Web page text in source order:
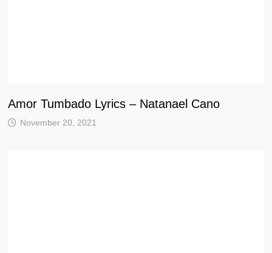
Amor Tumbado Lyrics – Natanael Cano
November 20, 2021